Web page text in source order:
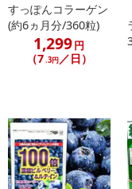
◆『マルベリ?』 ビタミ
す。健やかにスッキリ
◆『ラズベリー』 甘酸
◆『カシス』 アントシ
などのミネラル類を含
◆『アイブライト』 古
すっぽんコラーゲン
(約6ヵ月分/360粒)
1,299円
（7 .3円／日）